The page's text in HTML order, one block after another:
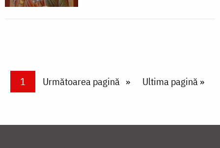
PaginareCurrent page
1 Next page
Următoarea pagină Last page
Ultima pagină »